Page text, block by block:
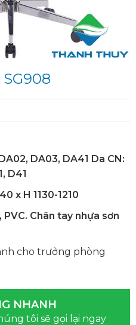
DA03, DA41 Da CN:
D41
x H 1130-1210
PVC. Chân tay nhựa sơn
cho trưởng phòng
NHANH
tôi sẽ gọi lại ngay